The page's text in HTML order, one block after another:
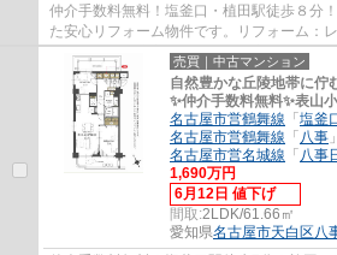
仲介手数料無料！塩釜口・植田駅徒歩８分
た安心リフォーム物件です。リフォーム：
戸田建設 分譲主：伊藤忠不動産
売買｜中古マンション
自然豊かな丘陵地帯に佇
✨️仲介手数料無料✨️表山
名古屋市営鶴舞線 「 塩釜
名古屋市営鶴舞線 「 八事
名古屋市営名城線 「 八事
1,690万円
6月12日 値下げ
間取:2LDK/61.66㎡
愛知県名古屋市天白区八